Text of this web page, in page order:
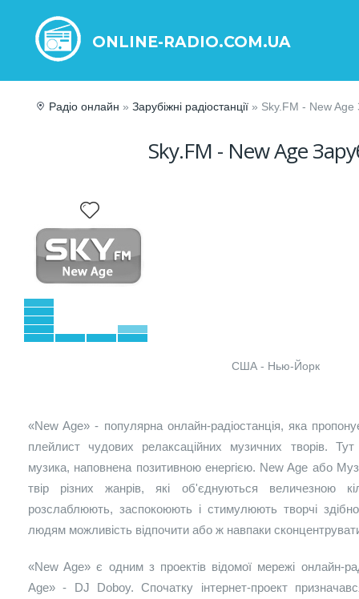
ONLINE-RADIO.COM.UA
Радіо онлайн » Зарубіжні радіостанції » Sky.FM - New Age
Sky.FM - New Age
США - Нью-Йорк
«New Age» - популярна онлайн-радіостанція, яка
плейлист чудових релаксаційних музичних творів.
музика, наповнена позитивною енергією. New Age або
твір різних жанрів, які об'єднуються величезною
розслаблюють, заспокоюють і стимулюють творчі
людям можливість відпочити або ж навпаки
«New Age» є одним з проектів відомої мережі онлайн-
Age» - DJ Doboy. Спочатку інтернет-проект